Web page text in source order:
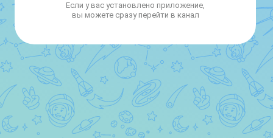
Если у вас установлено приложение,
вы можете сразу перейти в канал